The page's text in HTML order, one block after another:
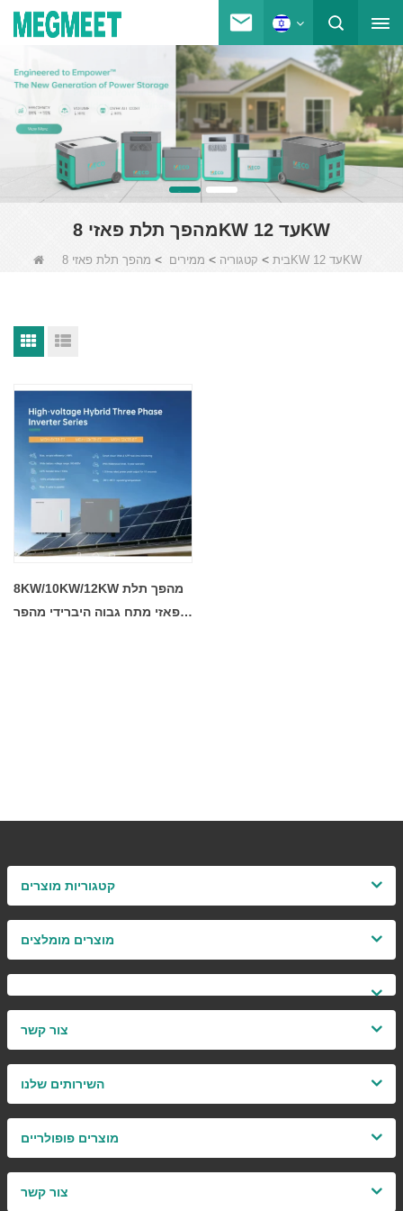
מהפך תלת פאזי 8KW עד 12KW
בית > קטגוריה > ממירים > מהפך תלת פאזי 8KW עד 12KW
8KW/10KW/12KW מהפך תלת
פאזי מתח גבוה היברידי מהפך
קטגוריות מוצרים
מוצרים מומלצים
צור קשר
השירותים שלנו
מוצרים פופולריים
צור קשר